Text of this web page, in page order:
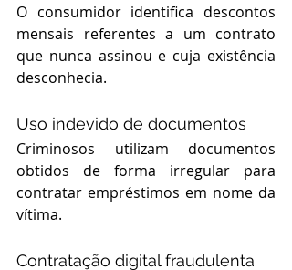
O consumidor identifica descontos
mensais referentes a um contrato
que nunca assinou e cuja existência
desconhecia.
Uso indevido de documentos
Criminosos utilizam documentos
obtidos de forma irregular para
contratar empréstimos em nome da
vítima.
Contratação digital fraudulenta